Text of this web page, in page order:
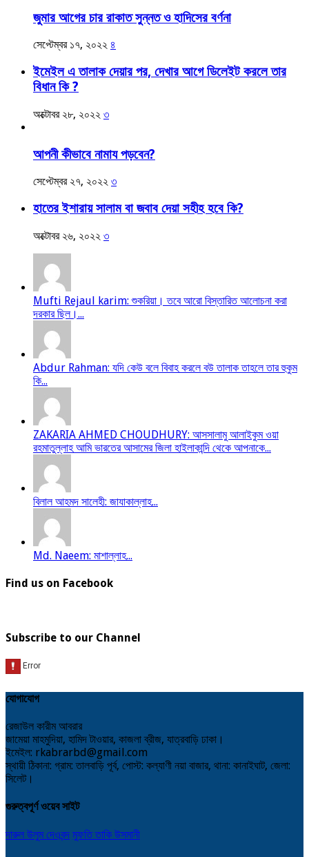
জুমার আগের চার রাকাত সুন্নত ও হাদিসের বর্ণনা
সেপ্টেম্বর ১৭, ২০২২ ৪
ইমেইল এ তালাক দেয়ার পর, দেখার আগে ডিলেইট করলে তার
বিধান কি ?
অক্টোবর ২৮, ২০২২ ৩
আপনী কীভাবে নামায পড়বেন?
সেপ্টেম্বর ২৭, ২০২২ ৩
হাতের ইশারায় সালাম বা জবাব দেয়া সহীহ হবে কি?
অক্টোবর ২৬, ২০২২ ৩
Mufti Rejaul karim: শুকরিয়া। তবে আরো বিস্তারিত আলোচনা করা
দরকার ছিল।...
Abdur Rahman: যদি কেউ বলে বিবাহ করলে বউ তালাক তাহলে তার হুকুম
কি...
ZAKARIA AHMED CHOUDHURY: আসসালামু আলাইকুম ওয়া
রহমাতুল্লাহ আমি ভারতের আসামের জিলা হাইলাকান্দি থেকে আপনাকে...
বিলাল আহমদ সালেহী: জাযাকাল্লাহ...
Md. Naeem: মাশাল্লাহ...
Find us on Facebook
Subscribe to our Channel
যোগাযোগ
রেজাউল কারীম আবরার
জামেয়া মাহমুদিয়া, হামিদ টাওয়ার, কাজলা ব্রীজ, যাত্রবাড়ি ঢাকা।
ইমেইল: rkabrarbd@gmail.com
স্থায়ী ঠিকানা: গ্রাম: তালবাড়ি পূর্ব, পোস্ট: কল্যাণী নয়া বাজার, থানা: কানাইঘাট, জেলা:
সিলেট।
গুরুত্বপূর্ণ ওয়েব সাইট
দারুল উলুম দেওবন্দ মুফতি তাকি উসমানী